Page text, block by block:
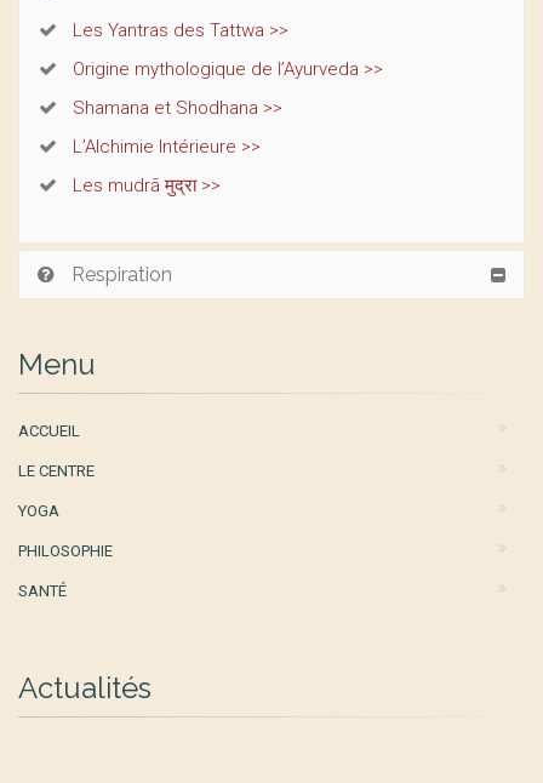
Les Yantras des Tattwa >>
Origine mythologique de l’Ayurveda >>
Shamana et Shodhana >>
L’Alchimie Intérieure >>
Les mudrā मुद्रा >>
Respiration
Menu
ACCUEIL
LE CENTRE
YOGA
PHILOSOPHIE
SANTÉ
Actualités